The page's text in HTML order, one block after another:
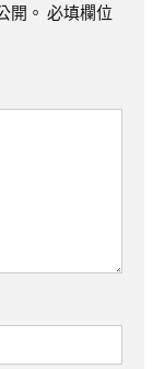
開。 必填欄位